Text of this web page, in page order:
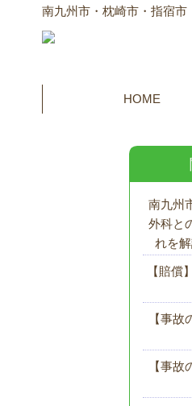
南九州市・枕崎市・指宿
HOME
南九州
外科と
れを
【賠償
【事
【事